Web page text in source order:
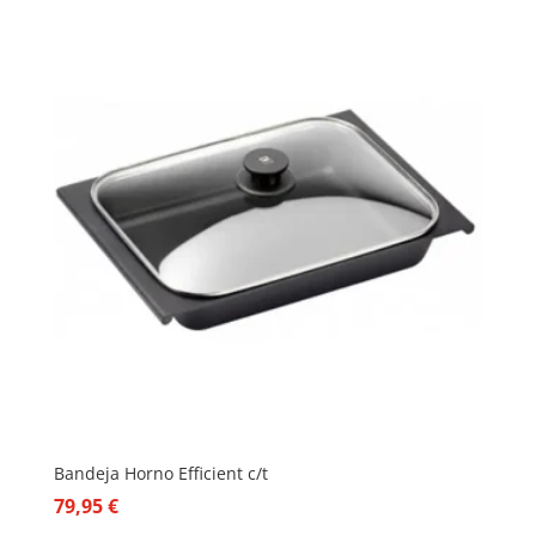
Bandeja Horno Efficient c/t
79,95€